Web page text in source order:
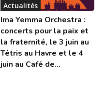
Actualités
Ima Yemma Orchestra :
concerts pour la paix et
la fraternité, le 3 juin au
Tétris au Havre et le 4
juin au Café de...